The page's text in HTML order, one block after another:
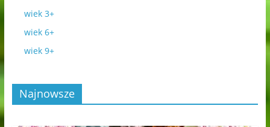
wiek 3+
wiek 6+
wiek 9+
Najnowsze